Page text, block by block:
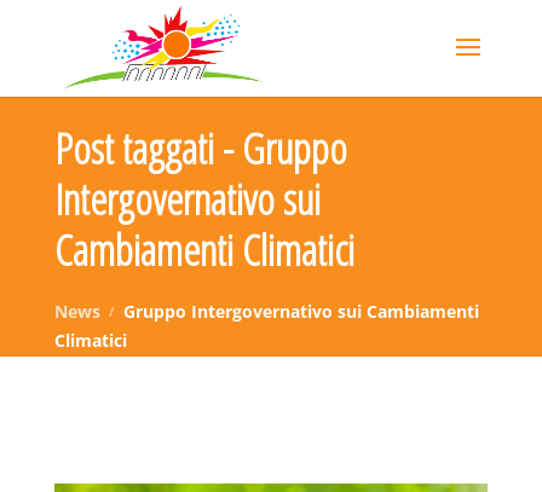
Post taggati - Gruppo
Intergovernativo sui
Cambiamenti Climatici
News
Gruppo Intergovernativo sui Cambiamenti
Climatici